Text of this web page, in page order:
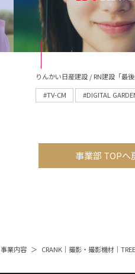
りんかい日産建設 / RN建設「最
#TV-CM
#DIGITAL
事業部 TOPへ
事業内容 CRANK｜撮影・撮影機材｜